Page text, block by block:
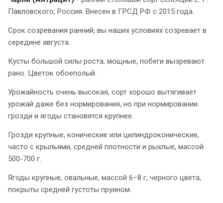
Павловского, Россия. Внесен в ГРСД РФ с 2015 года.
Срок созревания ранний, вы наших условиях созревает в
середине августа.
Кусты большой силы роста, мощные, побеги вызревают
рано. Цветок обоеполый.
Урожайность очень высокая, сорт хорошо вытягивает
урожай даже без нормирования, но при нормировании
грозди и ягоды становятся крупнее.
Грозди крупные, конические или цилиндроконические,
часто с крыльями, средней плотности и рыхлые, массой
500-700 г.
Ягоды крупные, овальные, массой 6–8 г, черного цвета,
покрыты средней густоты пруином.